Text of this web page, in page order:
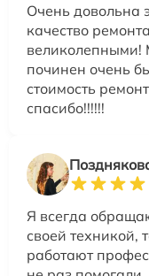
Очень довольна
качество
великолепными!
починен очень
стоимость
спасибо!!!!!!
Я всегда
своей техникой,
работают